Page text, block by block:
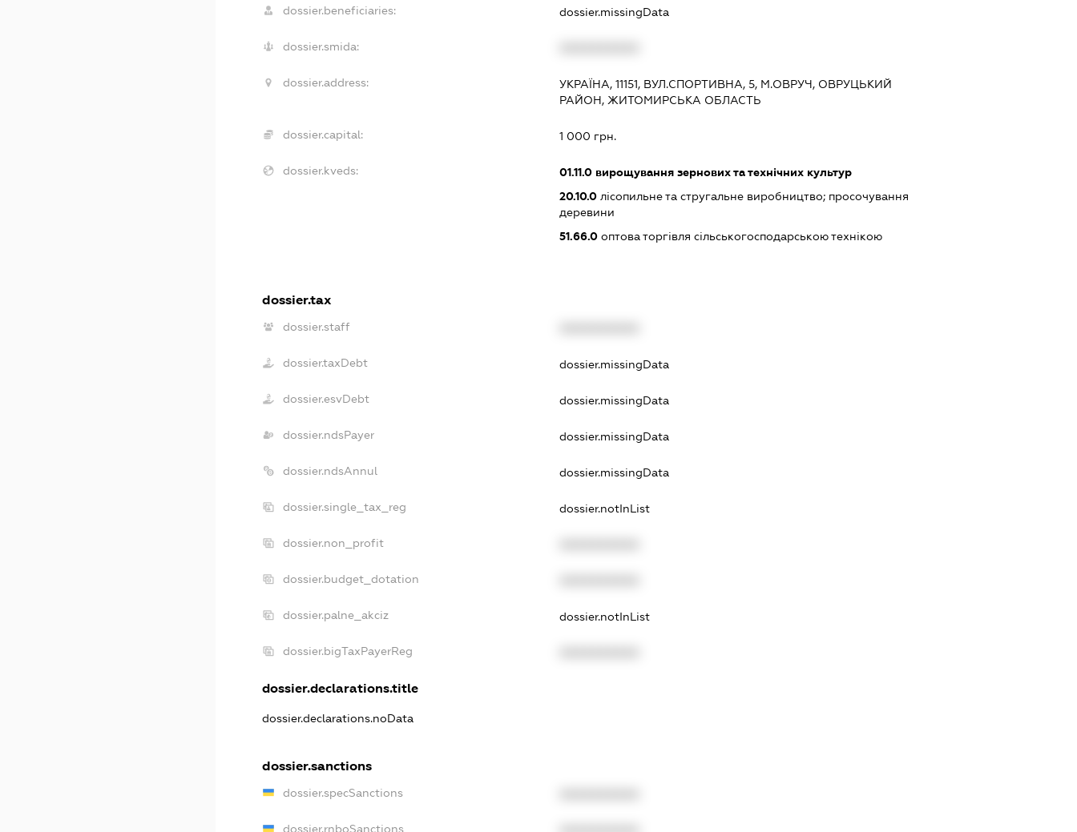
dossier.beneficiaries: dossier.missingData
dossier.smida:
dossier.address:
УКРАЇНА, 11151, ВУЛ.СПОРТИВНА, 5, М.ОВРУЧ, ОВРУЦЬКИЙ
РАЙОН, ЖИТОМИРСЬКА ОБЛАСТЬ
dossier.capital: 1 000 грн.
dossier.kveds: 01.11.0вирощування зернових та технічних культур
20.10.0лісопильне та стругальне виробництво; просочування
деревини
51.66.0оптова торгівля сільськогосподарською технікою
dossier.tax
dossier.staff
dossier.taxDebt dossier.missingData
dossier.esvDebt dossier.missingData
dossier.ndsPayer dossier.missingData
dossier.ndsAnnul dossier.missingData
dossier.single_tax_reg dossier.notInList
dossier.non_profit
dossier.budget_dotation
dossier.palne_akciz dossier.notInList
dossier.bigTaxPayerReg
dossier.declarations.title
dossier.declarations.noData
dossier.sanctions
dossier.specSanctions
dossier.rnboSanctions